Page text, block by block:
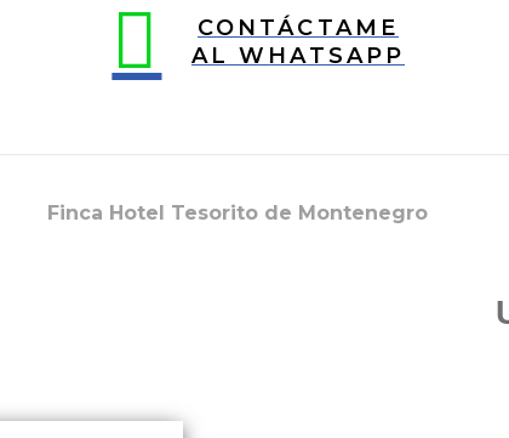
CONTÁCTAME
AL WHATSAPP
Finca Hotel Tesorito de Montenegro